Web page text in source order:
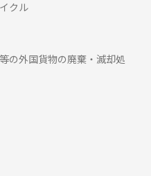
クル
の外国貨物の廃棄・滅却処